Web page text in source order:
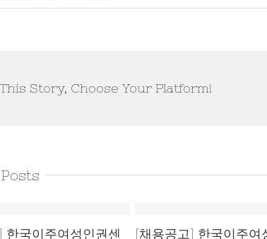
Story, Choose Your Platform!
성인권센
[채용공고] 한국이주여성인권센